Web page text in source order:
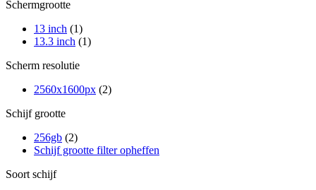
Schermgrootte
13 inch (1)
13.3 inch (1)
Scherm resolutie
2560x1600px (2)
Schijf grootte
256gb (2)
Schijf grootte filter opheffen
Soort schijf